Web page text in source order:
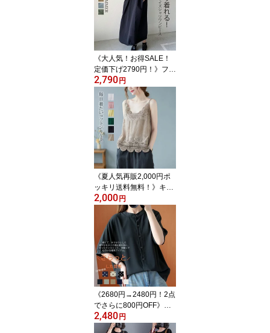
ップショルダ 大きいサイ
ズ ゆったり ビングシル
エット トップス ロング
シャツ 半袖チュニック
大人可愛い 高身長 春夏
《大人気！お得SALE！
定価下げ2790円！》フリ
ル シャツワンピース 半
袖 ワンピース 春 夏 レデ
ィース きれいめ ロング
ワンピース 黒 7分袖 ゆっ
たり マキシワンピース
大きいサイズ ロング フ
レアワンピース マキシ丈
ロングワンピ マキシワン
ピ Aライン フレア 体型
カバー
2,790円
《夏人気再販2,000円ポ
ッキリ送料無料！》キャ
ミソール 春夏 夏 裾 レー
ス レディース 重ね着 レ
イヤード カップなし イ
ンナー 肩紐 トップス レ
ースキャミソール ビスチ
ェ 綿100％ 刺繍 レース
タンクトップ キャミ コ
ットン コンパクト ショ
ート Vネック 薄手 見せ
る
2,000円
《2680円→2480円！2点
でさらに800円OFF》半
袖 シャツ レディース 夏
半袖シャツ 半そで ブラ
2,480円